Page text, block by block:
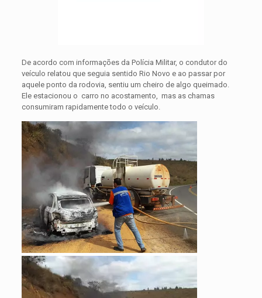
De acordo com informações da Polícia Militar, o condutor do
veículo relatou que seguia sentido Rio Novo e ao passar por
aquele ponto da rodovia, sentiu um cheiro de algo queimado.
Ele estacionou o carro no acostamento, mas as chamas
consumiram rapidamente todo o veículo.